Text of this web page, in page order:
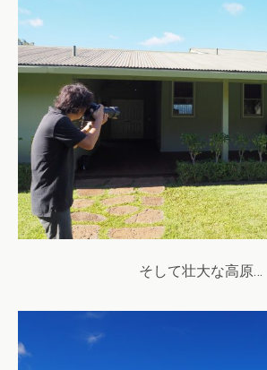
そして壮大な高原…